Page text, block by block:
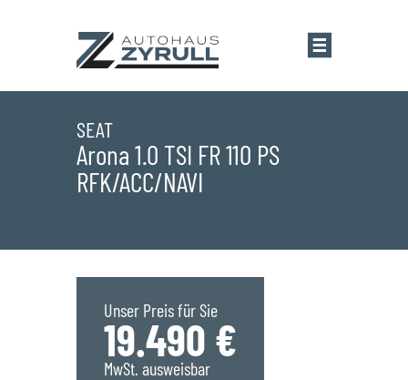
Startseite
Standorte
Saarwellingen
Marken
SEAT
Arona 1.0 TSI FR 110 PS
RFK/ACC/NAVI
Unser Preis für Sie
19.490 €
MwSt. ausweisbar